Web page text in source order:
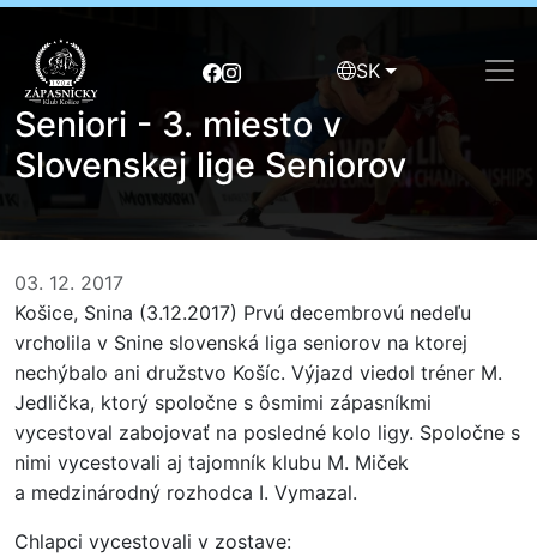
SK
Seniori - 3. miesto v
Slovenskej lige Seniorov
03. 12. 2017
Košice, Snina (3.12.2017) Prvú decembrovú nedeľu
vrcholila v Snine slovenská liga seniorov na ktorej
nechýbalo ani družstvo Košíc. Výjazd viedol tréner M.
Jedlička, ktorý spoločne s ôsmimi zápasníkmi
vycestoval zabojovať na posledné kolo ligy. Spoločne s
nimi vycestovali aj tajomník klubu M. Miček
a medzinárodný rozhodca I. Vymazal.
Chlapci vycestovali v zostave: